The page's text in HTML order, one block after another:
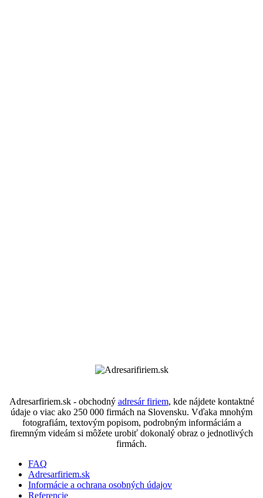
Adresarfiriem.sk - obchodný adresár firiem, kde nájdete kontaktné
údaje o viac ako 250 000 firmách na Slovensku. Vďaka mnohým
fotografiám, textovým popisom, podrobným informáciám a
firemným videám si môžete urobiť dokonalý obraz o jednotlivých
firmách.
FAQ
Adresarfiriem.sk
Informácie a ochrana osobných údajov
Referencie